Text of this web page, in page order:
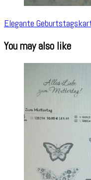
Elegante
You may also like